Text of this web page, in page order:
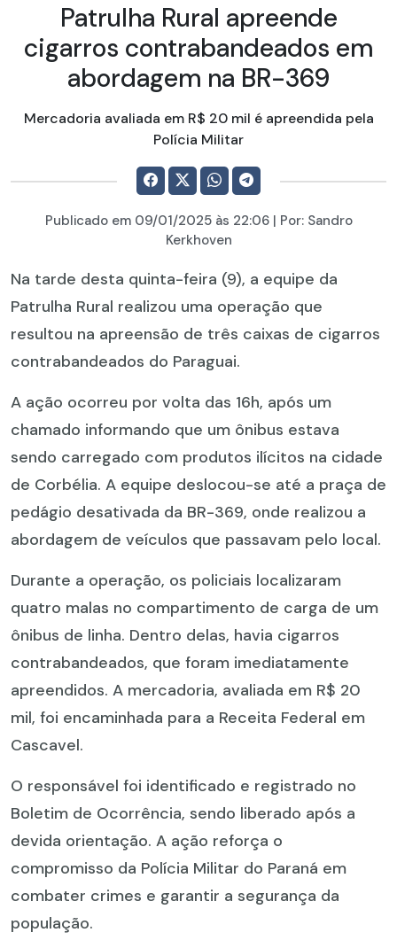
Patrulha Rural apreende
cigarros contrabandeados em
abordagem na BR-369
Mercadoria avaliada em R$ 20 mil é apreendida pela
Polícia Militar
Publicado em 09/01/2025às 22:06 | Por: Sandro
Kerkhoven
Na tarde desta quinta-feira (9), a equipe da
Patrulha Rural realizou uma operação que
resultou na apreensão de três caixas de cigarros
contrabandeados do Paraguai.
A ação ocorreu por volta das 16h, após um
chamado informando que um ônibus estava
sendo carregado com produtos ilícitos na cidade
de Corbélia. A equipe deslocou-se até a praça de
pedágio desativada da BR-369, onde realizou a
abordagem de veículos que passavam pelo local.
Durante a operação, os policiais localizaram
quatro malas no compartimento de carga de um
ônibus de linha. Dentro delas, havia cigarros
contrabandeados, que foram imediatamente
apreendidos. A mercadoria, avaliada em R$ 20
mil, foi encaminhada para a Receita Federal em
Cascavel.
O responsável foi identificado e registrado no
Boletim de Ocorrência, sendo liberado após a
devida orientação. A ação reforça o
compromisso da Polícia Militar do Paraná em
combater crimes e garantir a segurança da
população.